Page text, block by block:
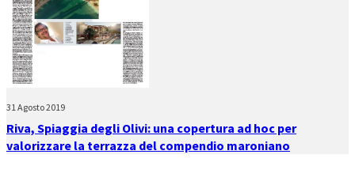
31 Agosto 2019
Riva, Spiaggia degli Olivi: una copertura ad hoc per
valorizzare la terrazza del compendio maroniano